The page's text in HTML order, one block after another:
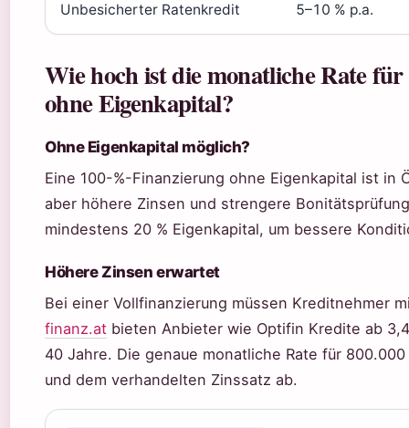
Unbesicherter Ratenkredit 5–10 % p.a.
Wie hoch ist die monatliche Rate
ohne Eigenkapital?
Ohne Eigenkapital möglich?
Eine 100-%-Finanzierung ohne Eigenkapital ist in
aber höhere Zinsen und strengere
mindestens 20 % Eigenkapital, um bessere
Höhere Zinsen erwartet
Bei einer Vollfinanzierung müssen Kreditnehmer
finanz.at bieten Anbieter wie Optifin Kredite ab
40 Jahre. Die genaue monatliche Rate für
und dem verhandelten Zinssatz ab.